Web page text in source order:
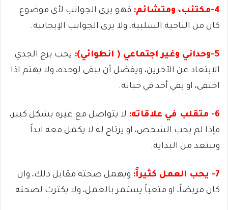
4-مكتئب، ومتشائم:
فهو يرى الجوانب لأي موضوع
كان من الناحية السلبية، ولا يرى الجوانب الإيجابية.
5-وحداني وغير اجتماعي ( انطوائي):
يحب برج الجدي
الابتعاد عن الآخرين، ويفضل أن يبقى لوحده، ولا يهتم اذا
اختفى، او بقي أحد في حياته.
6- متقلب في علاقاته:
لا يتواصل مع غيره بشكل كبير،
فإذا لم يحب الشخص، او يرتاح له لا يكمل معه ابداً
ويبتعد من البداية.
7- يحب العمل كثيراً:
ويهمل صحته مقابل ذلك، وان
كان مريضاً، او متعباً يستمر بالعمل، ولا يكترث لصحته.